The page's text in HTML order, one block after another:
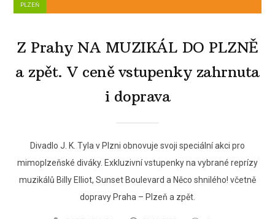
PLZEŇ
Z Prahy NA MUZIKÁL DO PLZNĚ
a zpět. V ceně vstupenky zahrnuta
i doprava
Divadlo J. K. Tyla v Plzni obnovuje svoji speciální akci pro
mimoplzeňské diváky. Exkluzivní vstupenky na vybrané reprízy
muzikálů Billy Elliot, Sunset Boulevard a Něco shnilého! včetně
dopravy Praha – Plzeň a zpět.